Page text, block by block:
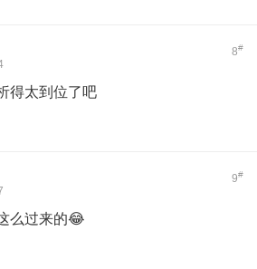
8#
太到位了吧
9#
么过来的😂